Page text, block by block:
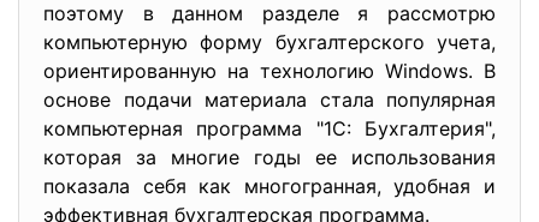
поэтому в данном разделе я рассмотрю
компьютерную форму бухгалтерского учета,
ориентированную на технологию Windows. В
основе подачи материала стала популярная
компьютерная программа "1С: Бухгалтерия",
которая за многие годы ее использования
показала себя как многогранная, удобная и
эффективная бухгалтерская программа.